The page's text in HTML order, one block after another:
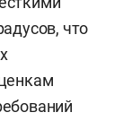
что